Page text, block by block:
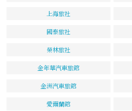
上海旅社
國泰旅社
榮林旅社
金年華汽車旅館
金洲汽車旅館
愛爾蘭館